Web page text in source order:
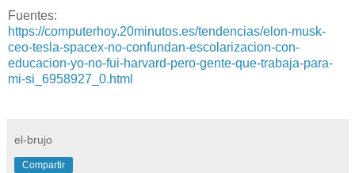
Fuentes:
https://computerhoy.20minutos.es/tendencias/elon-musk-
ceo-tesla-spacex-no-confundan-escolarizacion-con-
educacion-yo-no-fui-harvard-pero-gente-que-trabaja-para-
mi-si_6958927_0.html
el-brujo
Compartir